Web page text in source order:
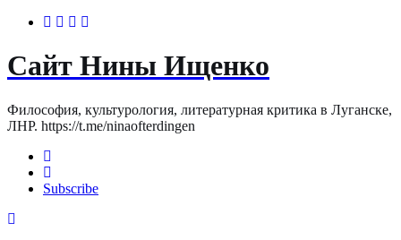
Сайт Нины Ищенко
Философия, культурология, литературная критика в Луганске,
ЛНР. https://t.me/ninaofterdingen
Subscribe